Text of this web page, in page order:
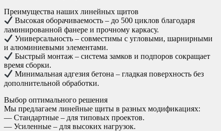
Преимущества наших линейных щитов
Высокая оборачиваемость – до 500 циклов благодаря
ламинированной фанере и прочному каркасу.
Универсальность – совместимы с угловыми, шарнирными
и алюминиевыми элементами.
Быстрый монтаж – система замков и подпоров сокращает
время сборки.
Минимальная адгезия бетона – гладкая поверхность без
дополнительной обработки.
Выбор оптимального решения
Мы предлагаем линейные щиты в разных модификациях:
— Стандартные – для типовых проектов.
— Усиленные – для высоких нагрузок.